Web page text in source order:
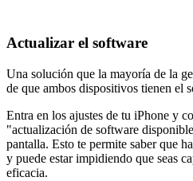
Actualizar el software
Una solución que la mayoría de la
de que ambos dispositivos tienen el
Entra en los ajustes de tu iPhone y
"actualización de software
pantalla. Esto te permite saber que
y puede estar impidiendo que seas
eficacia.